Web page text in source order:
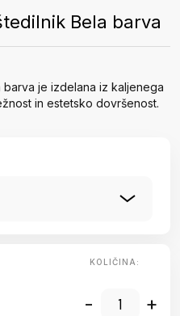
Bela barva
je izdelana iz kaljenega
in estetsko dovršenost.
KOLIČINA:
- +